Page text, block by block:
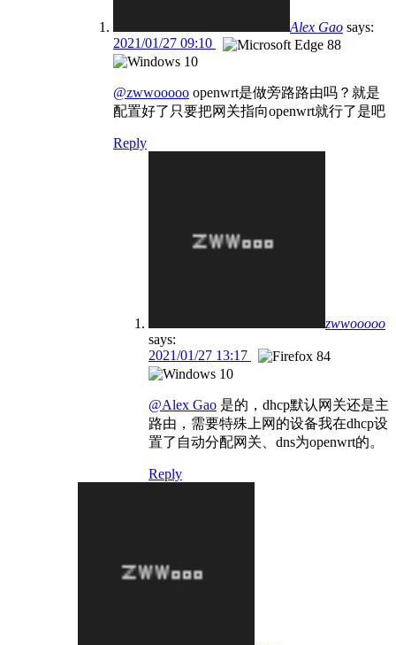
Alex Gao says:
2021/01/27 09:10
@zwwooooo openwrt是做旁路路由吗？就是
配置好了只要把网关指向openwrt就行了是吧
Reply
zwwooooo
says:
2021/01/27 13:17
@Alex Gao 是的，dhcp默认网关还是主
路由，需要特殊上网的设备我在dhcp设
置了自动分配网关、dns为openwrt的。
Reply